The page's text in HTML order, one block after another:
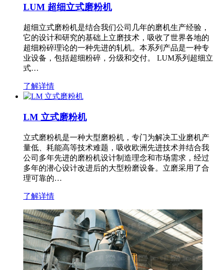
LUM 超细立式磨粉机
超细立式磨粉机是结合我们公司几年的磨机生产经验，
它的设计和研究的基础上立磨技术，吸收了世界各地的
超细粉碎理论的一种先进的轧机。本系列产品是一种专
业设备，包括超细粉碎，分级和交付。 LUM系列超细立
式…
了解详情
LM 立式磨粉机
立式磨粉机是一种大型磨粉机，专门为解决工业磨机产
量低、耗能高等技术难题，吸收欧洲先进技术并结合我
公司多年先进的磨粉机设计制造理念和市场需求，经过
多年的潜心设计改进后的大型粉磨设备。立磨采用了合
理可靠的…
了解详情